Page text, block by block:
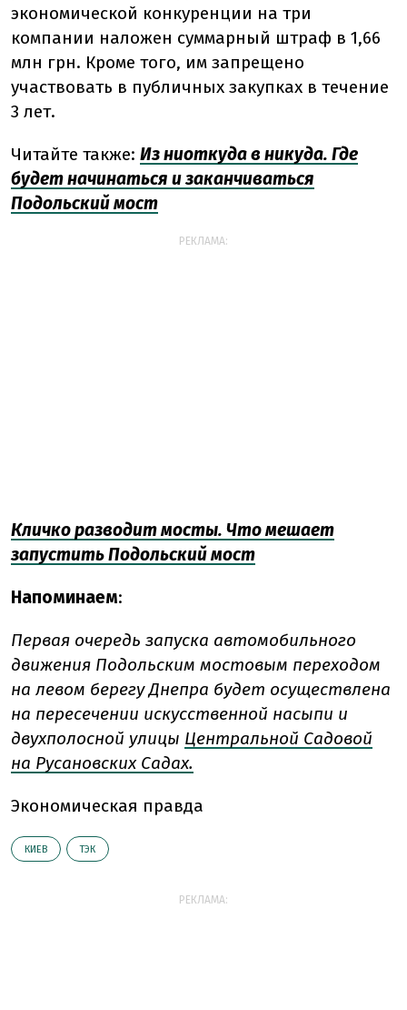
экономической конкуренции на три
компании наложен суммарный штраф в 1,66
млн грн. Кроме того, им запрещено
участвовать в публичных закупках в течение
3 лет.
Читайте также: Из ниоткуда в никуда. Где
будет начинаться и заканчиваться
Подольский мост
РЕКЛАМА:
Кличко разводит мосты. Что мешает
запустить Подольский мост
Напоминаем:
Первая очередь запуска автомобильного
движения Подольским мостовым переходом
на левом берегу Днепра будет осуществлена
на пересечении искусственной насыпи и
двухполосной улицы Центральной Садовой
на Русановских Садах.
Экономическая правда
КИЕВ ТЭК
РЕКЛАМА: